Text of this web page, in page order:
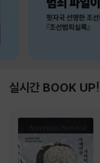
실시간 BOOK UP!